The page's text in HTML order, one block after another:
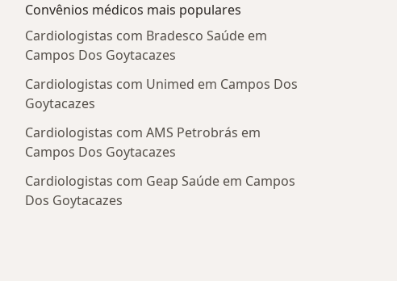
Convênios médicos mais populares
Cardiologistas com Bradesco Saúde em
Campos Dos Goytacazes
Cardiologistas com Unimed em Campos Dos
Goytacazes
Cardiologistas com AMS Petrobrás em
Campos Dos Goytacazes
Cardiologistas com Geap Saúde em Campos
Dos Goytacazes